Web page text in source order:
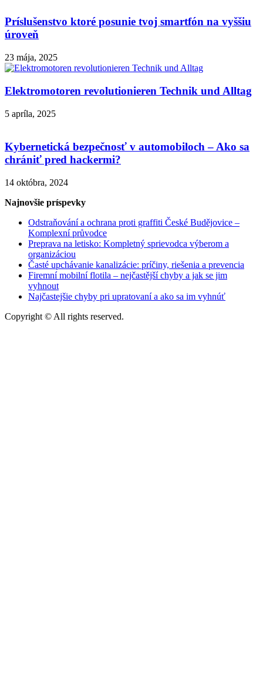
Príslušenstvo ktoré posunie tvoj smartfón na vyššiu
úroveň
23 mája, 2025
Elektromotoren revolutionieren Technik und Alltag
5 apríla, 2025
Kybernetická bezpečnosť v automobiloch – Ako sa
chrániť pred hackermi?
14 októbra, 2024
Najnovšie príspevky
Odstraňování a ochrana proti graffiti České Budějovice –
Komplexní průvodce
Preprava na letisko: Kompletný sprievodca výberom a
organizáciou
Časté upchávanie kanalizácie: príčiny, riešenia a prevencia
Firemní mobilní flotila – nejčastější chyby a jak se jim
vyhnout
Najčastejšie chyby pri upratovaní a ako sa im vyhnúť
Copyright © All rights reserved.